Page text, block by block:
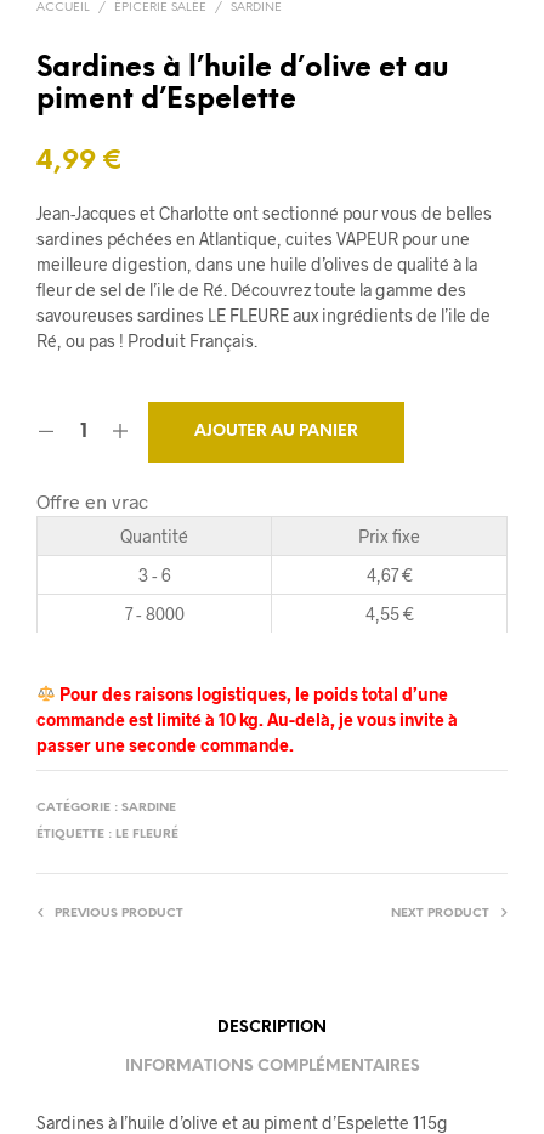
ACCUEIL / ÉPICERIE SALÉE / SARDINE
Sardines à l’huile d’olive et au
piment d’Espelette
4,99 €
Jean-Jacques et Charlotte ont sectionné pour vous de belles
sardines péchées en Atlantique, cuites VAPEUR pour une
meilleure digestion, dans une huile d’olives de qualité à la
fleur de sel de l’ile de Ré. Découvrez toute la gamme des
savoureuses sardines LE FLEURE aux ingrédients de l’ile de
Ré, ou pas ! Produit Français.
AJOUTER AU PANIER
Offre en vrac
Quantité
Prix fixe
3 - 6
4,67€
7 - 8000
4,55€
Pour des raisons logistiques, le poids total d’une
commande est limité à 10 kg. Au-delà, je vous invite à
passer une seconde commande.
CATÉGORIE : SARDINE
ÉTIQUETTE : LE FLEURÉ
PREVIOUS PRODUCT NEXT PRODUCT
DESCRIPTION
INFORMATIONS COMPLÉMENTAIRES
Sardines à l’huile d’olive et au piment d’Espelette 115g